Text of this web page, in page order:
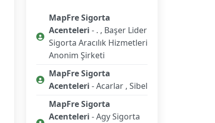
MapFre Sigorta
Acenteleri - . , Başer Lider
Sigorta Aracılık Hizmetleri
Anonim Şirketi
MapFre Sigorta
Acenteleri - Acarlar , Sibel
MapFre Sigorta
Acenteleri - Agy Sigorta